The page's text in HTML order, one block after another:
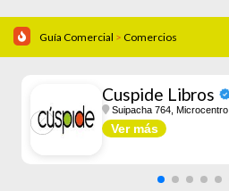
Guía Comercial > Comercios
Cuspide Libros
Suipacha 764, Microcentro
Ver más